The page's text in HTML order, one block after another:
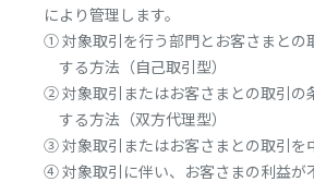
店舗・ATM
よくある質問
お困りごと
お問い合わせ
により管理します。
① 対象取引を行う部門とお客さまとの
する方法（自己取引型）
② 対象取引またはお客さまとの取引の
する方法（双方代理型）
③ 対象取引またはお客さまとの取引を
④ 対象取引に伴い、お客さまの利益が